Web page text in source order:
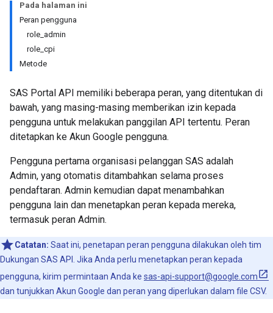
Pada halaman ini
Peran pengguna
role_admin
role_cpi
Metode
SAS Portal API memiliki beberapa peran, yang ditentukan di
bawah, yang masing-masing memberikan izin kepada
pengguna untuk melakukan panggilan API tertentu. Peran
ditetapkan ke Akun Google pengguna.
Pengguna pertama organisasi pelanggan SAS adalah
Admin, yang otomatis ditambahkan selama proses
pendaftaran. Admin kemudian dapat menambahkan
pengguna lain dan menetapkan peran kepada mereka,
termasuk peran Admin.
Catatan: Saat ini, penetapan peran pengguna dilakukan oleh tim
Dukungan SAS API. Jika Anda perlu menetapkan peran kepada
pengguna, kirim permintaan Anda ke sas-api-support@google.com
dan tunjukkan Akun Google dan peran yang diperlukan dalam file CSV.